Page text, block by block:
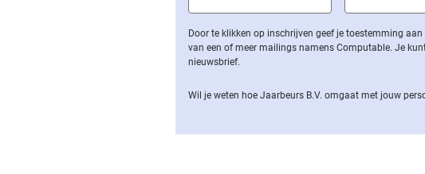
Door te klikken op inschrijven geef je toestemming
van een of meer mailings namens Computable. Je
nieuwsbrief.
Wil je weten hoe Jaarbeurs B.V. omgaat met jouw